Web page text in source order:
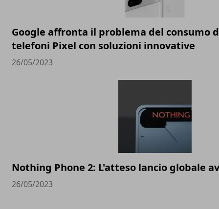
Google affronta il problema del consumo
telefoni Pixel con soluzioni innovative
26/05/2023
Nothing Phone 2: L'atteso lancio globale
26/05/2023